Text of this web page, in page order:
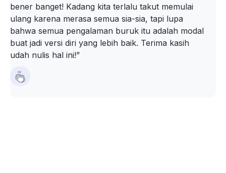
bener banget! Kadang kita terlalu takut memulai
ulang karena merasa semua sia-sia, tapi lupa
bahwa semua pengalaman buruk itu adalah modal
buat jadi versi diri yang lebih baik. Terima kasih
udah nulis hal ini!”